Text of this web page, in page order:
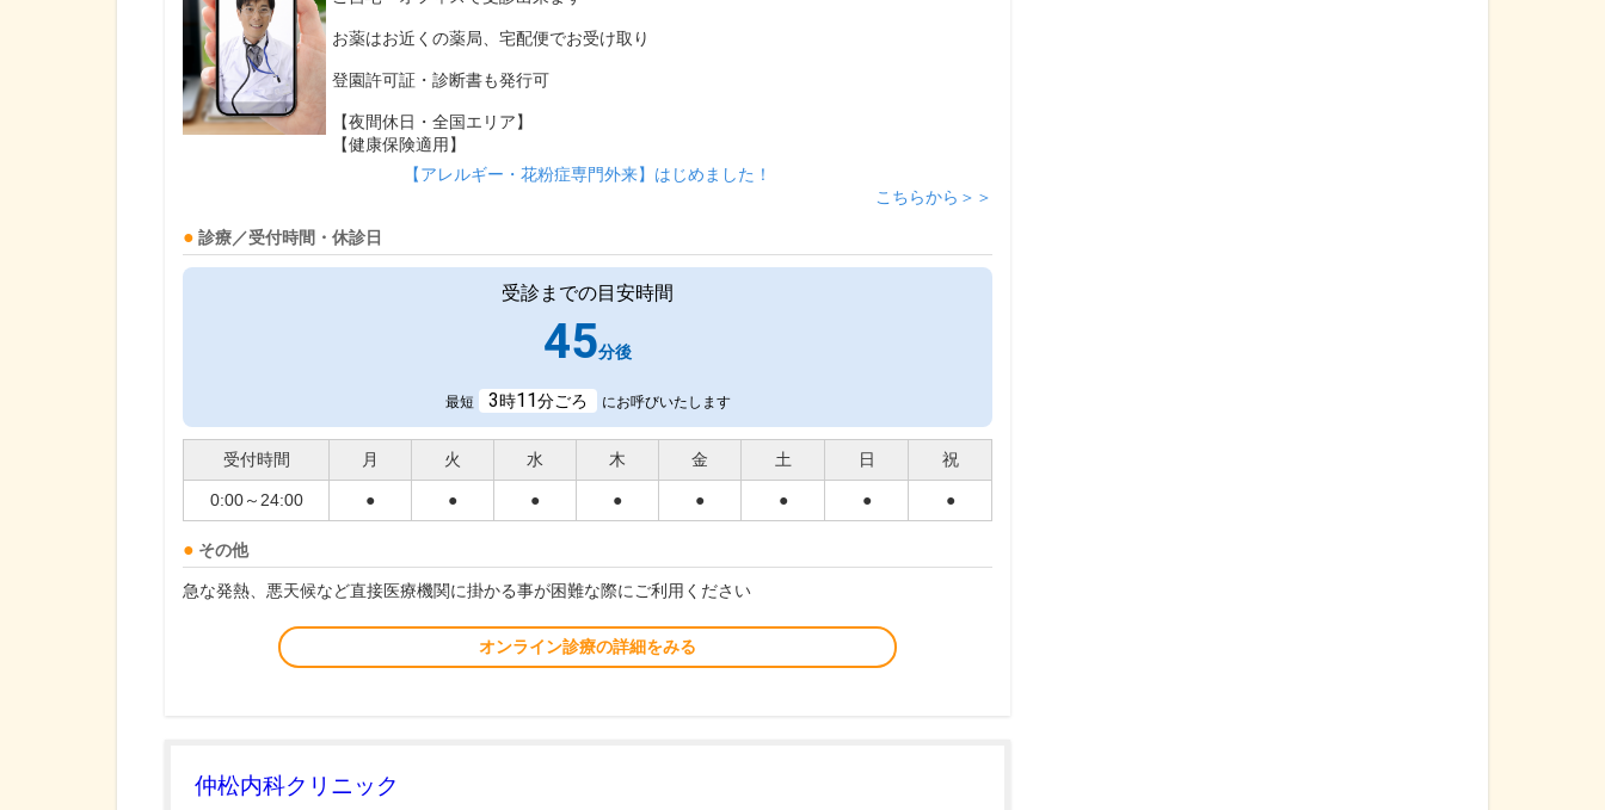
お薬はお近くの薬局、宅配便でお受け取り
登園許可証・診断書も発行可
【夜間休日・全国エリア】
【健康保険適用】
【アレルギー・花粉症専門外来】はじめました！
こちらから＞＞
診療／受付時間・休診日
受診までの目安時間
45分後
最短 3時11分ごろ にお呼びいたします
受付時間 月 火 水 木 金 土 日 祝
0:00～24:00 ● ● ● ● ● ● ● ●
その他
急な発熱、悪天候など直接医療機関に掛かる事が困難な際にご利用ください
オンライン診療の詳細をみる
仲松内科クリニック